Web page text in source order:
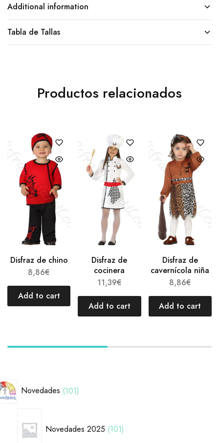
Additional information
Tabla de Tallas
Productos relacionados
Disfraz de chino
8,86€
Add to cart
Disfraz de
cocinera
11,39€
Add to cart
Disfraz de
cavernícola niña
8,86€
Add to cart
Novedades 101
Novedades 2025 101